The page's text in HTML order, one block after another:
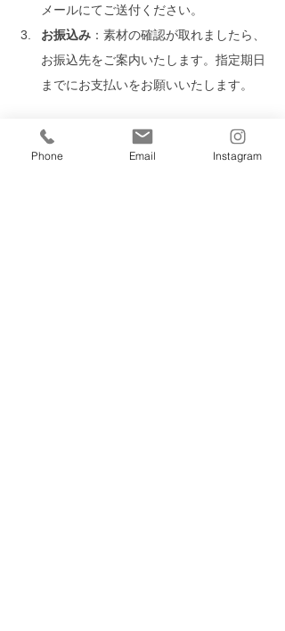
メールにてご送付ください。
お振込み ：素材の確認が取れましたら、
お振込先をご案内いたします。指定期日
までにお支払いをお願いいたします。
＜しめきり＞
エントリーしめきり：2026年 6月4
Phone Email Instagram